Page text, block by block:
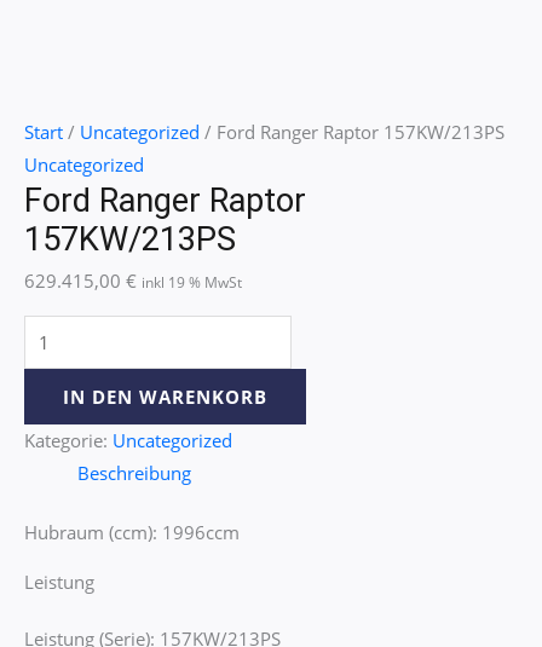
Start / Uncategorized / Ford Ranger Raptor 157KW/213PS
Uncategorized
Ford Ranger Raptor
157KW/213PS
629.415,00 € inkl 19 % MwSt
IN DEN WARENKORB
Kategorie: Uncategorized
Beschreibung
Hubraum (ccm): 1996ccm
Leistung
Leistung (Serie): 157KW/213PS